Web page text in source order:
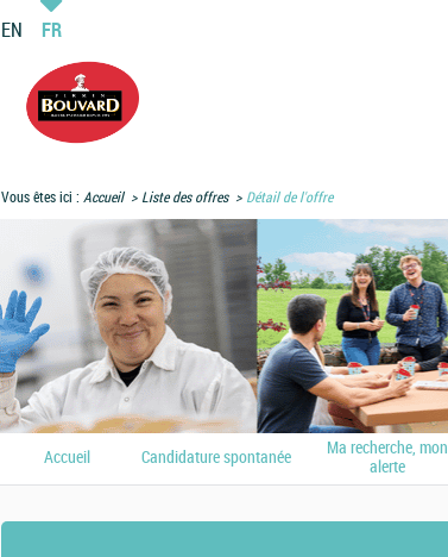
EN FR
Vous êtes ici : Accueil Liste des offres Détail de l'offre
Accueil Candidature spontanée
Ma recherche, mon
alerte